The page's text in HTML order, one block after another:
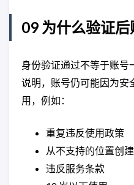
09 为什么验证
身份验证通过不等于账号
说明，账号仍可能因为安
用，例如：
重复违反使用政策
从不支持的位置创
违反服务条款